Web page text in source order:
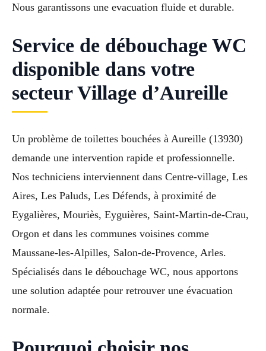
Nous garantissons une evacuation fluide et durable.
Service de débouchage WC
disponible dans votre
secteur Village d’Aureille
Un problème de toilettes bouchées à Aureille (13930)
demande une intervention rapide et professionnelle.
Nos techniciens interviennent dans Centre-village, Les
Aires, Les Paluds, Les Défends, à proximité de
Eygalières, Mouriès, Eyguières, Saint-Martin-de-Crau,
Orgon et dans les communes voisines comme
Maussane-les-Alpilles, Salon-de-Provence, Arles.
Spécialisés dans le débouchage WC, nous apportons
une solution adaptée pour retrouver une évacuation
normale.